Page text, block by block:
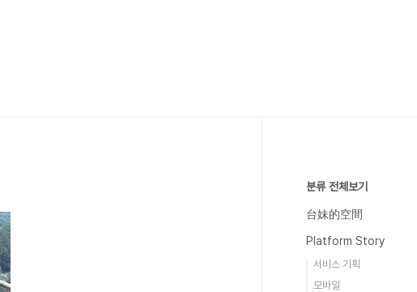
분류 전체보기
台妹的空間
Platform Story
서비스 기획
모바일